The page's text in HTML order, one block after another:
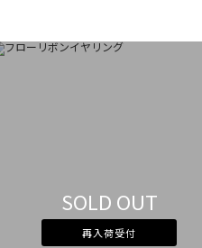
SOLD OUT
再入荷受付